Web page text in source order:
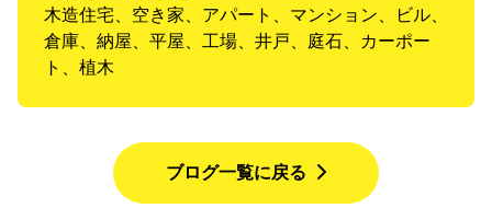
木造住宅、空き家、アパート、マンション、ビル、
倉庫、納屋、平屋、工場、井戸、庭石、カーポー
ト、植木
ブログ一覧に戻る